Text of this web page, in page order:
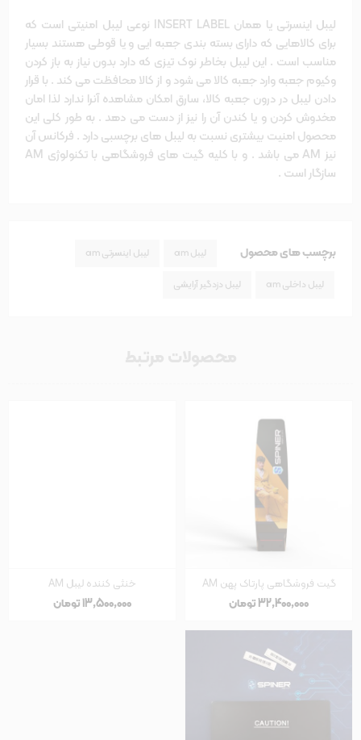
لیبل اینسرتی یا همان INSERT LABEL نوعی لیبل امنیتی است که
برای کالاهایی که دارای بسته بندی جعبه ایی و یا قوطی هستند بسیار
مناسب است . این لیبل بخاطر نوک تیزی که دارد بدون نیاز به باز کردن
وکیوم جعبه وارد جعبه کالا می شود و از کالا محافظت می کند . با قرار
دادن لیبل در درون جعبه کالا، سارق امکان مشاهده آنرا ندارد لذا امان
مخدوش کردن و یا کندن آن را نیز از دست می دهد . به طور کلی این
محصول امنیت بیشتری نسبت به لیبل های برچسبی دارد . فرکانس آن
نیز AM می باشد . و با کلیه گیت های فروشگاهی با تکنولوژی AM
سازگار است .
برچسب های محصول لیبل am لیبل اینسرتی am
لیبل داخلی am لیبل دزدگیر آرایشی
گیت فروشگاهی پارتاک پهن AM
32٬400٬000 تومان
خنثی کننده لیبل AM
13٬500٬000 تومان